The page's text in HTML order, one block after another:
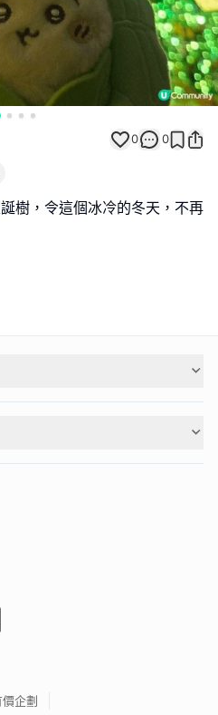
0 0
樹，令這個冰冷的冬天，不再
企劃